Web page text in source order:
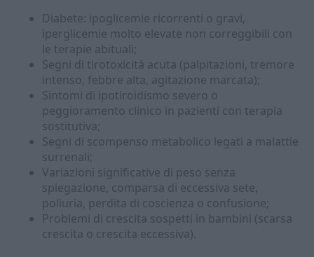
Diabete: ipoglicemie ricorrenti o gravi,
iperglicemie molto elevate non correggibili con
le terapie abituali;
Segni di tirotoxicità acuta (palpitazioni, tremore
intenso, febbre alta, agitazione marcata);
Sintomi di ipotiroidismo severo o
peggioramento clinico in pazienti con terapia
sostitutiva;
Segni di scompenso metabolico legati a malattie
surrenali;
Variazioni significative di peso senza
spiegazione, comparsa di eccessiva sete,
poliuria, perdita di coscienza o confusione;
Problemi di crescita sospetti in bambini (scarsa
crescita o crescita eccessiva).